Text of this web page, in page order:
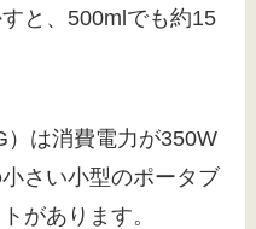
と、500mlでも約15
）は消費電力が350W
さい小型のポータブ
があります。